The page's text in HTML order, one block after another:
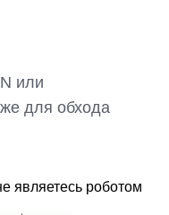
или
для обхода
являетесь роботом